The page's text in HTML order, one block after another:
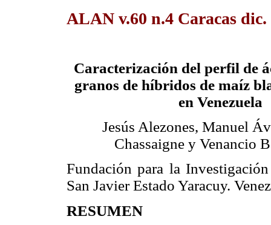
ALAN v.60 n.4 Caracas dic.
Caracterización del perfil de
granos de híbridos de maíz
en Venezuela
Jesús Alezones, Manuel
Chassaigne y Venancio
Fundación para la
San Javier Estado Yaracuy.
RESUMEN